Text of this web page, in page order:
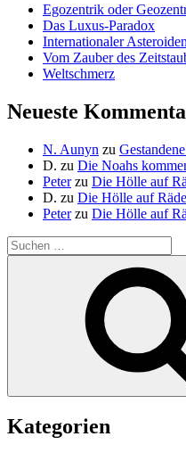
Egozentrik oder
Das Luxus-Paradox
Internationaler
Vom Zauber des
Weltschmerz
Neueste
N. Aunyn zu
D. zu Die Noahs
Peterzu Die Hölle auf
D. zu Die Hölle auf
Peterzu Die Hölle auf
Suche
nach:
Kategorien